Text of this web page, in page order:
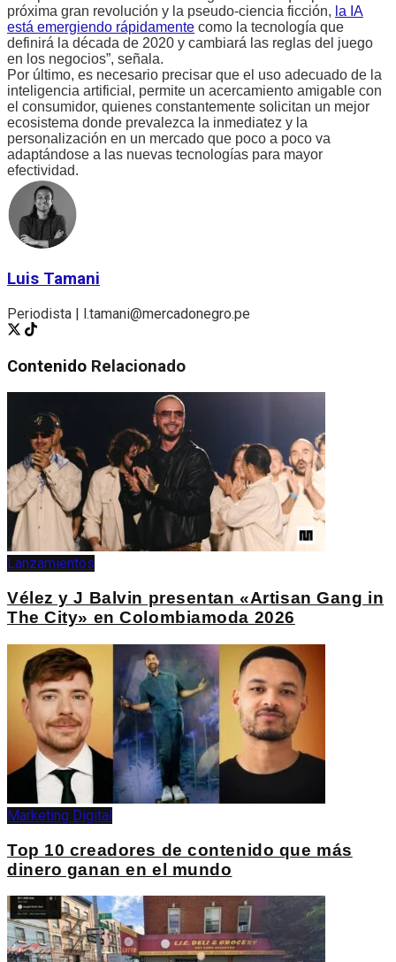
próxima gran revolución y la pseudo-ciencia ficción, la IA
está emergiendo rápidamente como la tecnología que
definirá la década de 2020 y cambiará las reglas del juego
en los negocios”, señala.
Por último, es necesario precisar que el uso adecuado de la
inteligencia artificial, permite un acercamiento amigable con
el consumidor, quienes constantemente solicitan un mejor
ecosistema donde prevalezca la inmediatez y la
personalización en un mercado que poco a poco va
adaptándose a las nuevas tecnologías para mayor
efectividad.
Luis Tamani
Periodista | l.tamani@mercadonegro.pe
Contenido Relacionado
Lanzamientos
Vélez y J Balvin presentan «Artisan Gang in
The City» en Colombiamoda 2026
Marketing Digital
Top 10 creadores de contenido que más
dinero ganan en el mundo